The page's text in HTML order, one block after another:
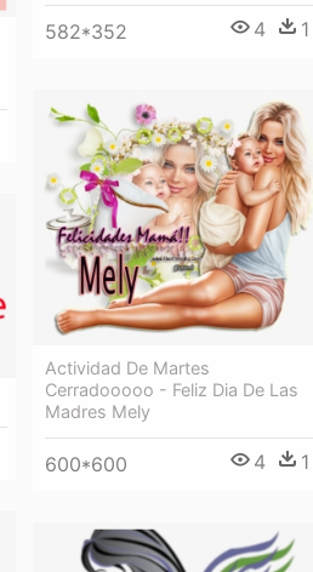
582*352 4 1
Actividad De Martes
Cerradooooo - Feliz Dia De Las
Madres Mely
600*600 4 1